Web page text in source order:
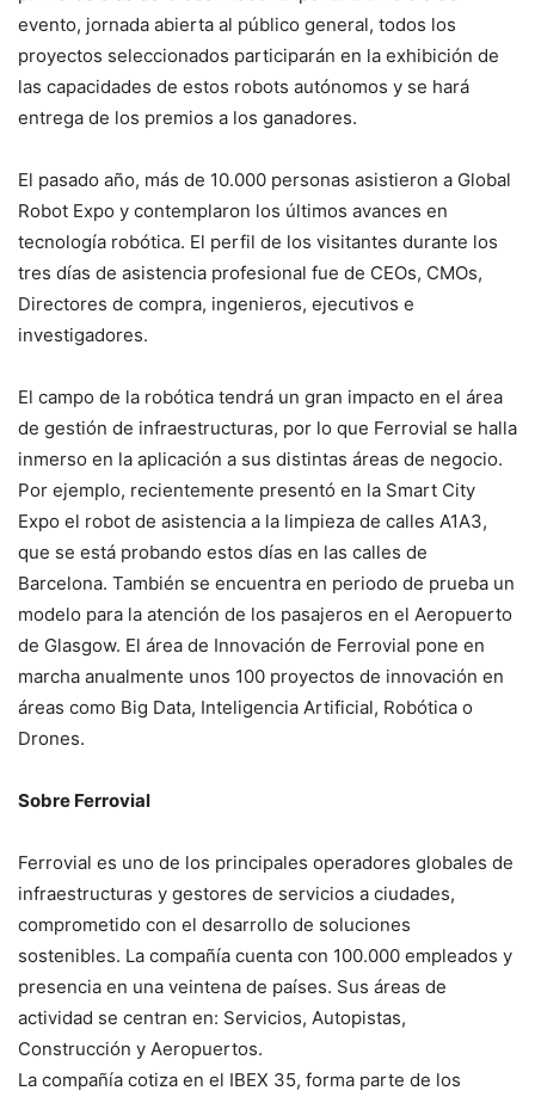
evento, jornada abierta al público general, todos los
proyectos seleccionados participarán en la exhibición de
las capacidades de estos robots autónomos y se hará
entrega de los premios a los ganadores.
El pasado año, más de 10.000 personas asistieron a Global
Robot Expo y contemplaron los últimos avances en
tecnología robótica. El perfil de los visitantes durante los
tres días de asistencia profesional fue de CEOs, CMOs,
Directores de compra, ingenieros, ejecutivos e
investigadores.
El campo de la robótica tendrá un gran impacto en el área
de gestión de infraestructuras, por lo que Ferrovial se halla
inmerso en la aplicación a sus distintas áreas de negocio.
Por ejemplo, recientemente presentó en la Smart City
Expo el robot de asistencia a la limpieza de calles A1A3,
que se está probando estos días en las calles de
Barcelona. También se encuentra en periodo de prueba un
modelo para la atención de los pasajeros en el Aeropuerto
de Glasgow. El área de Innovación de Ferrovial pone en
marcha anualmente unos 100 proyectos de innovación en
áreas como Big Data, Inteligencia Artificial, Robótica o
Drones.
Sobre Ferrovial
Ferrovial es uno de los principales operadores globales de
infraestructuras y gestores de servicios a ciudades,
comprometido con el desarrollo de soluciones
sostenibles. La compañía cuenta con 100.000 empleados y
presencia en una veintena de países. Sus áreas de
actividad se centran en: Servicios, Autopistas,
Construcción y Aeropuertos.
La compañía cotiza en el IBEX 35, forma parte de los